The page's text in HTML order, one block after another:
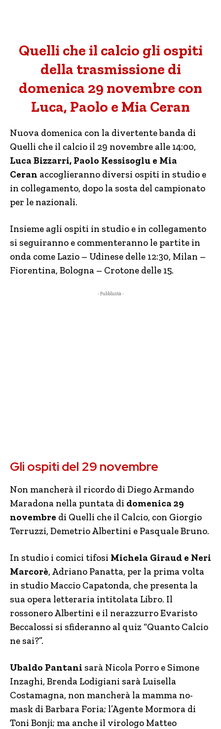
Quelli che il calcio gli ospiti
della trasmissione di
domenica 29 novembre con
Luca, Paolo e Mia Ceran
Nuova domenica con la divertente banda di
Quelli che il calcio il 29 novembre alle 14:00,
Luca Bizzarri, Paolo Kessisoglu e Mia
Ceran accoglieranno diversi ospiti in studio e
in collegamento, dopo la sosta del campionato
per le nazionali.
Insieme agli ospiti in studio e in collegamento
si seguiranno e commenteranno le partite in
onda come Lazio – Udinese delle 12:30, Milan –
Fiorentina, Bologna – Crotone delle 15.
- Pubblicità -
Gli ospiti del 29 novembre
Non mancherà il ricordo di Diego Armando
Maradona nella puntata di domenica 29
novembre di Quelli che il Calcio, con Giorgio
Terruzzi, Demetrio Albertini e Pasquale Bruno.
In studio i comici tifosi Michela Giraud e Neri
Marcorè, Adriano Panatta, per la prima volta
in studio Maccio Capatonda, che presenta la
sua opera letteraria intitolata Libro. Il
rossonero Albertini e il nerazzurro Evaristo
Beccalossi si sfideranno al quiz “Quanto Calcio
ne sai?”.
Ubaldo Pantani sarà Nicola Porro e Simone
Inzaghi, Brenda Lodigiani sarà Luisella
Costamagna, non mancherà la mamma no-
mask di Barbara Foria; l’Agente Mormora di
Toni Bonji; ma anche il virologo Matteo